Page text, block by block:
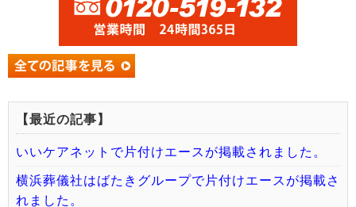
【最近の記事】
いいケアネットで片付けエースが掲載されました。
横浜葬儀社はばたきグループで片付けエースが掲載さ
れました。